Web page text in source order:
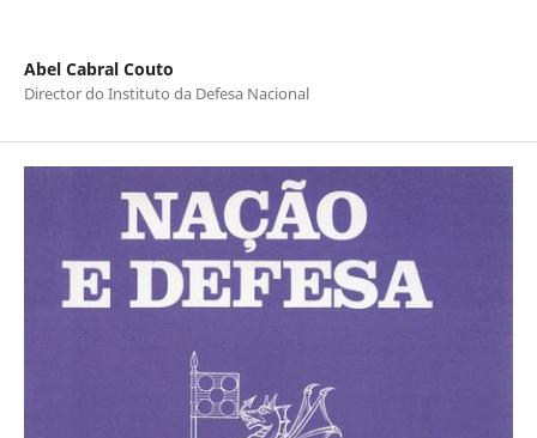
Abel Cabral Couto
Director do Instituto da Defesa Nacional